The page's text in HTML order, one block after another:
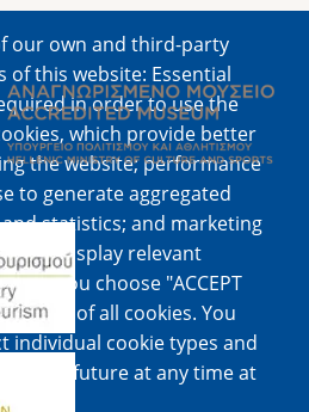
our own and third-party
of this website: Essential
in order to use the
which provide better
the website; performance
to generate aggregated
statistics; and marketing
to display relevant
If you choose "ACCEPT
use of all cookies. You
individual cookie types and
for the future at any time at